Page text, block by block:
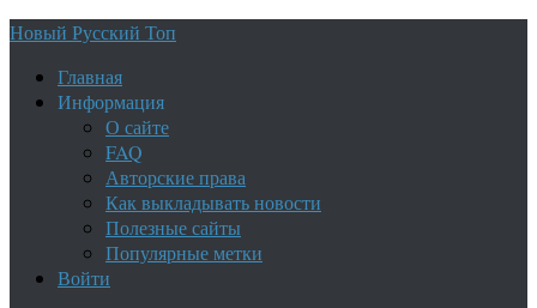
Новый Русский Топ
Главная
Информация
О сайте
FAQ
Авторские права
Как выкладывать новости
Полезные сайты
Популярные метки
Войти